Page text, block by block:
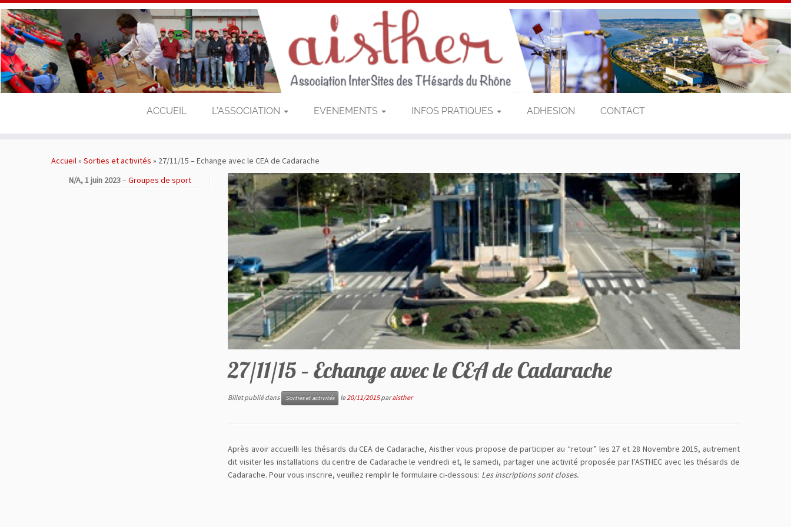
ACCUEIL L’ASSOCIATION EVENEMENTS INFOS PRATIQUES ADHESION CONTACT
Accueil» Sorties et activités » 27/11/15 – Echange avec le CEA de Cadarache
N/A,1 juin 2023– Groupes de sport
27/11/15 – Echange avec le CEA de Cadarache
Billet publié dans Sorties et activités le20/11/2015 paraisther
Après avoir accueilli les thésards du CEA de Cadarache, Aisther vous propose de participer au “retour” les 27 et 28 Novembre 2015, autrement
dit visiter les installations du centre de Cadarache le vendredi et, le samedi, partager une activité proposée par l’ASTHEC avec les thésards de
Cadarache. Pour vous inscrire, veuillez remplir le formulaire ci-dessous: Les inscriptions sont closes.